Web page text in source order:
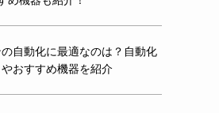
自動化に最適なのは？自動化
おすすめ機器を紹介